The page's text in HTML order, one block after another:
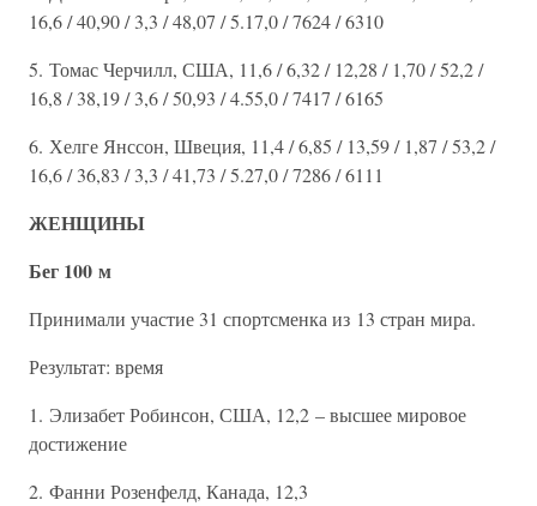
16,6 / 40,90 / 3,3 / 48,07 / 5.17,0 / 7624 / 6310
5. Томас Черчилл, США, 11,6 / 6,32 / 12,28 / 1,70 / 52,2 /
16,8 / 38,19 / 3,6 / 50,93 / 4.55,0 / 7417 / 6165
6. Хелге Янссон, Швеция, 11,4 / 6,85 / 13,59 / 1,87 / 53,2 /
16,6 / 36,83 / 3,3 / 41,73 / 5.27,0 / 7286 / 6111
ЖЕНЩИНЫ
Бег 100 м
Принимали участие 31 спортсменка из 13 стран мира.
Результат: время
1. Элизабет Робинсон, США, 12,2 – высшее мировое
достижение
2. Фанни Розенфелд, Канада, 12,3